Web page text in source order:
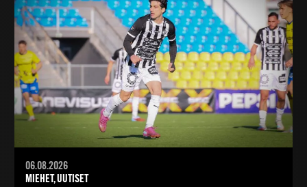
06.08.2026
MIEHET, UUTISET